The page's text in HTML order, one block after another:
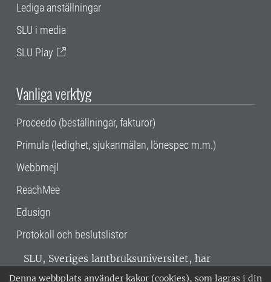
Denna webbplats använder kakor (cookies), som lagras i din
Lediga anställningar
SLU i media
SLU Play
Vanliga verktyg
Proceedo (beställningar, fakturor)
Primula (ledighet, sjukanmälan, lönespec m.m.)
Webbmejl
ReachMee
Edusign
Protokoll och beslutslistor
SLU, Sveriges lantbruksuniversitet, har
verksamhet över hela Sverige. Huvudorter är